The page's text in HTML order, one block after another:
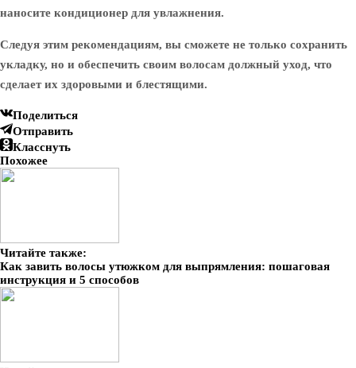
наносите кондиционер для увлажнения.
Следуя этим рекомендациям, вы сможете не только сохранить
укладку, но и обеспечить своим волосам должный уход, что
сделает их здоровыми и блестящими.
Поделиться
Отправить
Класснуть
Похожее
Читайте также:
Как завить волосы утюжком для выпрямления: пошаговая
инструкция и 5 способов